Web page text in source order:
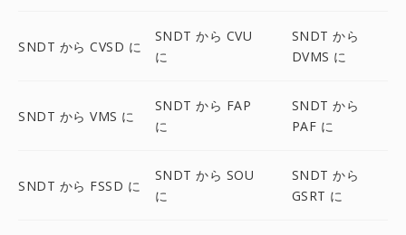
SNDT から CVSD に
SNDT から CVU
に
SNDT から
DVMS に
SNDT から VMS に
SNDT から FAP
に
SNDT から
PAF に
SNDT から FSSD に
SNDT から SOU
に
SNDT から
GSRT に